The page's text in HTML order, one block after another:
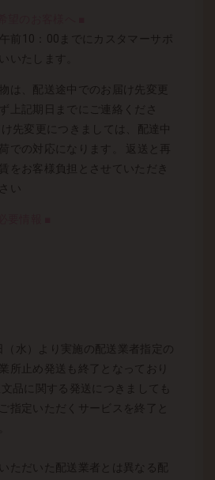
前10：00までにカスタマーサポ
いたします。
は、配送途中でのお届け先変更
上記期日までにご連絡くださ
先変更につきましては、配達中
での対応になります。 返送と再
をお客様負担とさせていただき
い
水）より実施の配送業者指定の
所止め発送も終了となっており
品に関する発送につきましても
指定いただくサービスを終了と
ただいた配送業者とは異なる配